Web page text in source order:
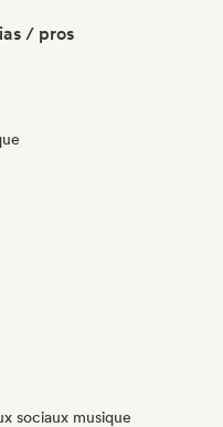
/ pros
sociaux musique